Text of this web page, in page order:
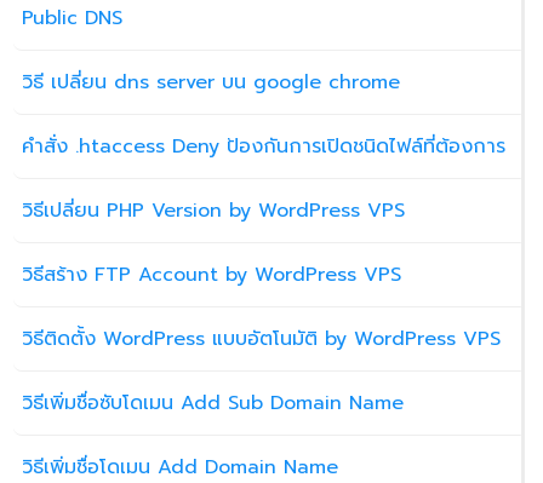
Public DNS
วิธี เปลี่ยน dns server บน google chrome
คำสั่ง .htaccess Deny ป้องกันการเปิดชนิดไฟล์ที่ต้องการ
วิธีเปลี่ยน PHP Version by WordPress VPS
วิธีสร้าง FTP Account by WordPress VPS
วิธีติดตั้ง WordPress แบบอัตโนมัติ by WordPress VPS
วิธีเพิ่มชื่อซับโดเมน Add Sub Domain Name
วิธีเพิ่มชื่อโดเมน Add Domain Name